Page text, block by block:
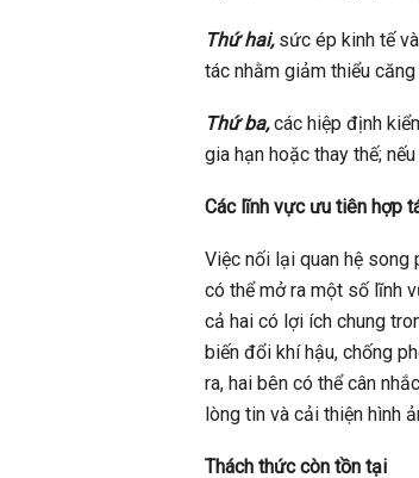
Thứ hai, sức ép kinh tế
tác nhằm giảm thiểu
Thứ ba,các hiệp định
gia hạn hoặc thay thế;
Các lĩnh vực ưu tiên hợp
Việc nối lại quan hệ song
có thể mở ra một số lĩnh
cả hai có lợi ích chung
biến đổi khí hậu, chống
ra, hai bên có thể cân
lòng tin và cải thiện hình
Thách thức còn tồn tại